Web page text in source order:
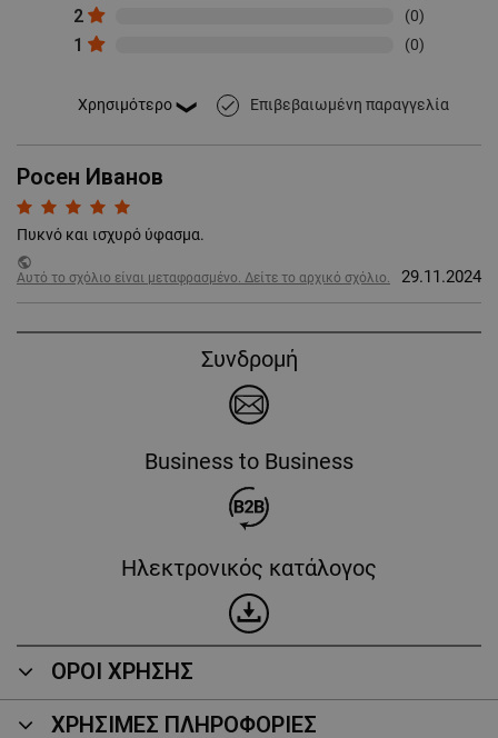
2 (0)
1 (0)
done Επιβεβαιωμένη παραγγελία
Росен Иванов
Πυκνό και ισχυρό ύφασμα.
public
Αυτό το σχόλιο είναι μεταφρασμένο. Δείτε το αρχικό σχόλιο.
29.11.2024
Συνδρομή
Business to Business
Ηλεκτρονικός κατάλογος
ΟΡΟΙ ΧΡΗΣΗΣ
ΧΡΗΣΙΜΕΣ ΠΛΗΡΟΦΟΡΙΕΣ